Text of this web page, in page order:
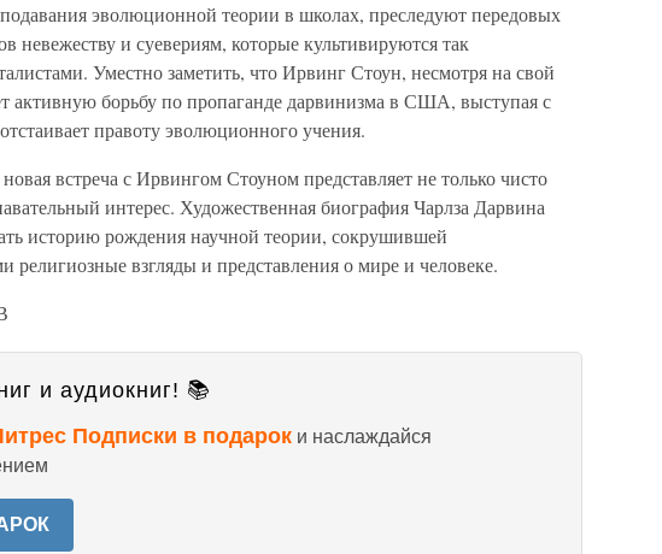
эволюционной теории в школах, преследуют передовых
невежеству и суевериям, которые культивируются так
Уместно заметить, что Ирвинг Стоун, несмотря на свой
активную борьбу по пропаганде дарвинизма в США, выступая с
правоту эволюционного учения.
новая встреча с Ирвингом Стоуном представляет не только чисто
интерес. Художественная биография Чарлза Дарвина
историю рождения научной теории, сокрушившей
религиозные взгляды и представления о мире и человеке.
и аудиокниг! 📚
Подписки в подарок и наслаждайся